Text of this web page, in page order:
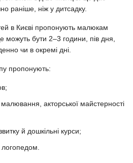
раніше, ніж у дитсадку.
в Києві пропонують малюкам
можуть бути 2–3 години, пів дня,
чи в окремі дні.
пропонують:
акторської майстерності
й дошкільні курси;